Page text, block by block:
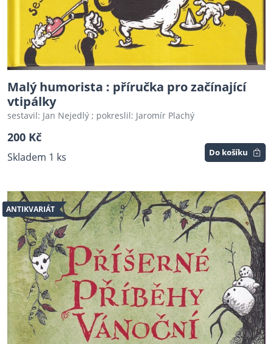
Malý humorista : příručka pro začínající
vtipálky
sestavil: Jan Nejedlý ; pokreslil: Jaromír Plachý
200 Kč
Skladem 1 ks Do košíku
ANTIKVARIÁT